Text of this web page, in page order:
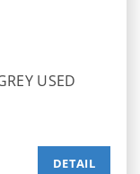
USED
DETAIL